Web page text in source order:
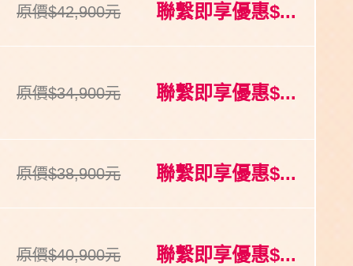
原價$42,900元 聯繫即享優惠$...
原價$34,900元 聯繫即享優惠$...
原價$38,900元 聯繫即享優惠$...
原價$40,900元 聯繫即享優惠$...